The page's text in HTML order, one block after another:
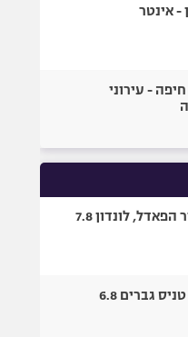
- אינטר
- עירוני
הפאדל, לונדון 7.8
גברים 6.8